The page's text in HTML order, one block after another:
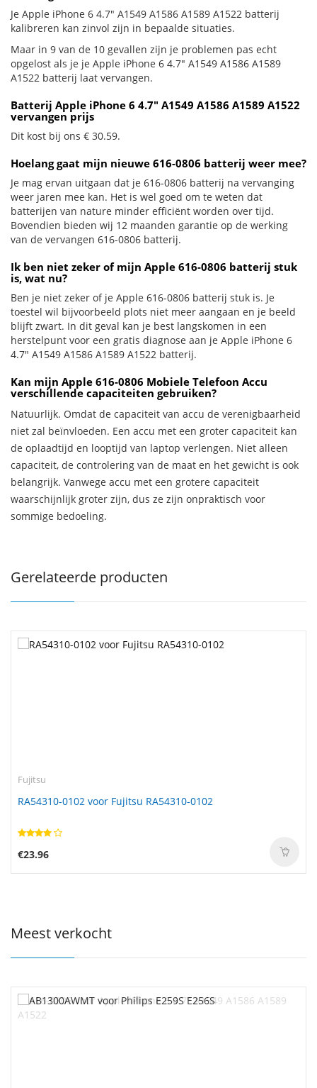
Je Apple iPhone 6 4.7" A1549 A1586 A1589 A1522 batterij
kalibreren kan zinvol zijn in bepaalde situaties.
Maar in 9 van de 10 gevallen zijn je problemen pas echt
opgelost als je je Apple iPhone 6 4.7" A1549 A1586 A1589
A1522 batterij laat vervangen.
Batterij Apple iPhone 6 4.7" A1549 A1586 A1589 A1522
vervangen prijs
Dit kost bij ons € 30.59.
Hoelang gaat mijn nieuwe 616-0806 batterij weer mee?
Je mag ervan uitgaan dat je 616-0806 batterij na vervanging
weer jaren mee kan. Het is wel goed om te weten dat
batterijen van nature minder efficiënt worden over tijd.
Bovendien bieden wij 12 maanden garantie op de werking
van de vervangen 616-0806 batterij.
Ik ben niet zeker of mijn Apple 616-0806 batterij stuk
is, wat nu?
Ben je niet zeker of je Apple 616-0806 batterij stuk is. Je
toestel wil bijvoorbeeld plots niet meer aangaan en je beeld
blijft zwart. In dit geval kan je best langskomen in een
herstelpunt voor een gratis diagnose aan je Apple iPhone 6
4.7" A1549 A1586 A1589 A1522 batterij.
Kan mijn Apple 616-0806 Mobiele Telefoon Accu
verschillende capaciteiten gebruiken?
Natuurlijk. Omdat de capaciteit van accu de verenigbaarheid
niet zal beïnvloeden. Een accu met een groter capaciteit kan
de oplaadtijd en looptijd van laptop verlengen. Niet alleen
capaciteit, de controlering van de maat en het gewicht is ook
belangrijk. Vanwege accu met een grotere capaciteit
waarschijnlijk groter zijn, dus ze zijn onpraktisch voor
sommige bedoeling.
Gerelateerde producten
Fujitsu
RA54310-0102 voor Fujitsu RA54310-0102
€23.96
Meest verkocht